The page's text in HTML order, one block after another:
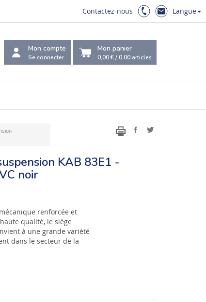
Contactez-nous Langue
Mon compte
Se connecter
Mon panier
0,00 €/0,00 articles
KAB 83E1 -
noir
renforcée et
qualité, le siège
à une grande variété
dans le secteur de la